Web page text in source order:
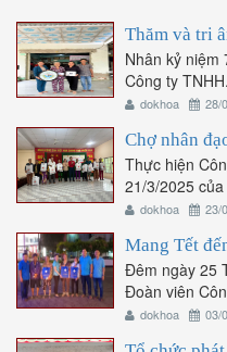
Thăm và tri
Nhân kỷ niệm
Công ty
dokhoa 28/
Chợ nhân
Thực hiện
21/3/2025 của
dokhoa 23/
Mang Tết
Đêm ngày 25
Đoàn viên
dokhoa 03/